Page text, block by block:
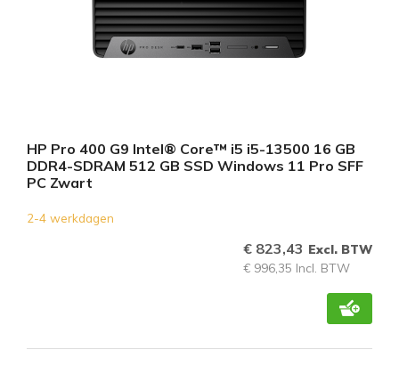
HP Pro 400 G9 Intel® Core™ i5 i5-13500 16 GB
DDR4-SDRAM 512 GB SSD Windows 11 Pro SFF
PC Zwart
2-4 werkdagen
€ 823,43 Excl. BTW
€ 996,35 Incl. BTW